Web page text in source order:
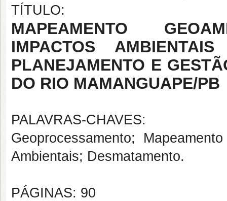
TÍTULO:
MAPEAMENTO
IMPACTOS
PLANEJAMENTO E
DO RIO MAMANGUAPE/PB
PALAVRAS-CHAVES:
Geoprocessamento;
Ambientais; Desmatamento.
PÁGINAS: 90